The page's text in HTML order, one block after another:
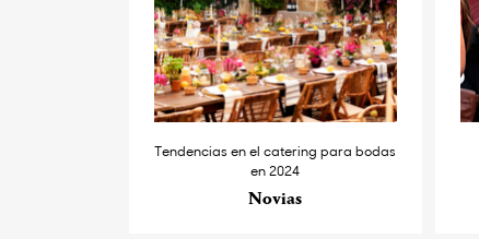
Tendencias en el catering para bodas
en 2024
Novias